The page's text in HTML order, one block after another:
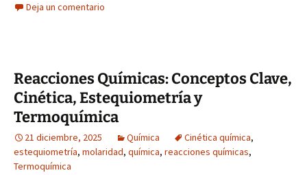
Deja un comentario
Reacciones Químicas: Conceptos Clave,
Cinética, Estequiometría y
Termoquímica
21 diciembre, 2025 Química Cinética química,
estequiometría, molaridad, química, reacciones químicas,
Termoquímica